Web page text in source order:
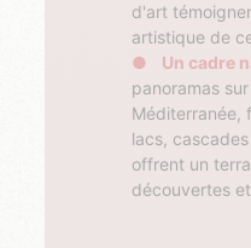
d'art
artistique de
Un cadre
panoramas
Méditerranée,
lacs,
offrent un
découvertes